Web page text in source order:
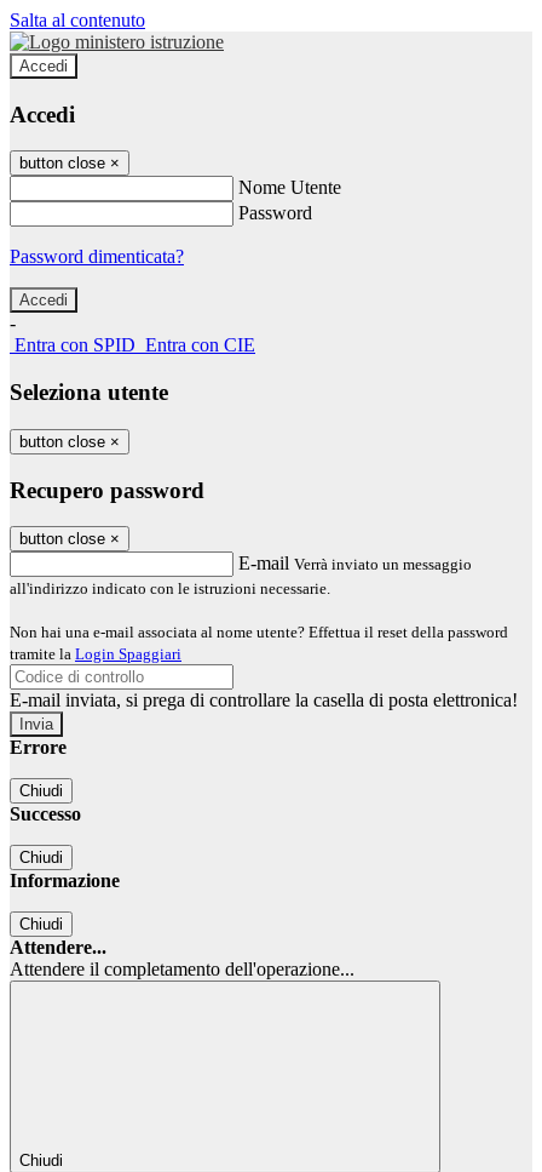
Salta al contenuto
Accedi
Accedi
button close ×
Nome Utente
Password
Password dimenticata?
-
Entra con SPID Entra con CIE
Seleziona utente
button close ×
Recupero password
button close ×
E-mail Verrà inviato un messaggio
all'indirizzo indicato con le istruzioni necessarie.
Non hai una e-mail associata al nome utente? Effettua il reset della password
tramite la Login Spaggiari
E-mail inviata, si prega di controllare la casella di posta elettronica!
Errore
Chiudi
Successo
Chiudi
Informazione
Chiudi
Attendere...
Attendere il completamento dell'operazione...
Chiudi